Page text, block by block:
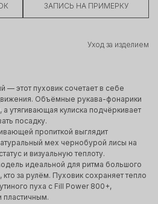
ЗАПИСЬ НА ПРИМЕРКУ
Уход за изделием
этот пуховик сочетает в себе
Объёмные рукава-фонарики
утягивающая кулиска подчёркивает
посадку.
пропиткой выглядит
мех чернобурой лисы на
и визуальную теплоту.
идеальной для ритма большого
за рулём. Пуховик сохраняет тепло
пуха с Fill Power 800+,
пластичным.